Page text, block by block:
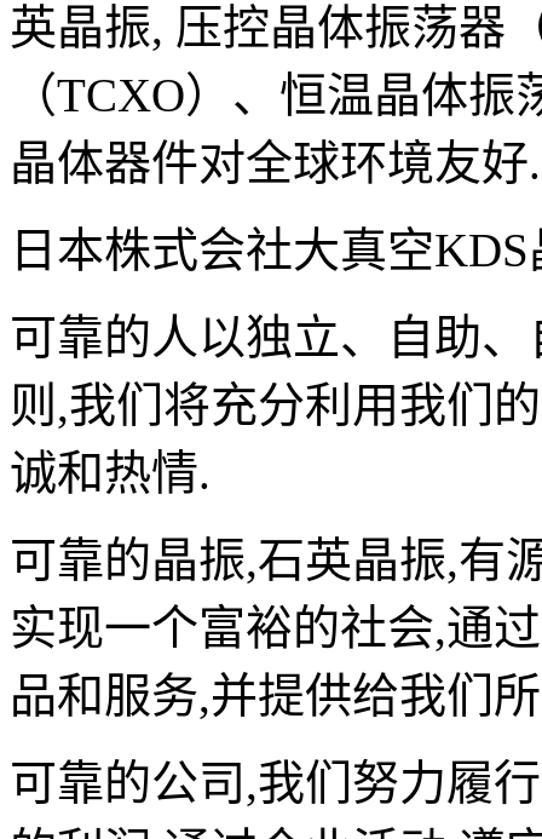
英晶振, 压控晶体振荡器
（TCXO）、恒温晶体振
晶体器件对全球环境友好.
日本株式会社大真空KDS
可靠的人以独立、自助
则 ,我们将充分利用我们
诚和热情.
可靠的晶振,石英晶振,有
实现一个富裕的社会,通
品和服务,并提供给我们
可靠的公司 ,我们努力履